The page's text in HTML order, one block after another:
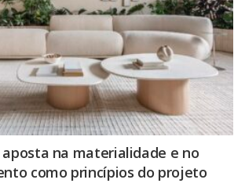
aposta na materialidade e no
como princípios do projeto